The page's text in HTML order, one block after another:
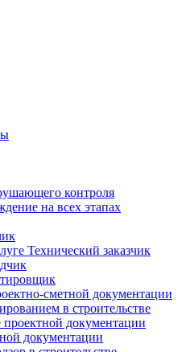
контроля
на всех этапах
Технический заказчик
сметной документации
в строительстве
проектной документации
документации